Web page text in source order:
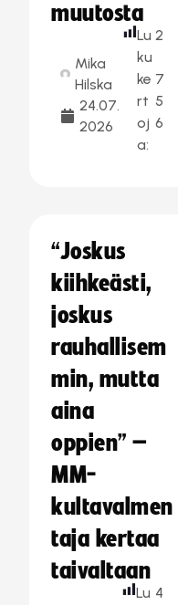
muutosta
Mika
Hilska
24.07.
2026
Lu
ku
ke
rt
oj
a:
2
7
5
6
“Joskus
kiihkeästi,
joskus
rauhallisem
min, mutta
aina
oppien” –
MM-
kultavalmen
taja kertaa
taivaltaan
Lu 4